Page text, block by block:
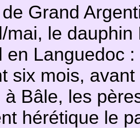
Grand
mai, le
en Languedoc
six mois,
à Bâle, les
hérétique le